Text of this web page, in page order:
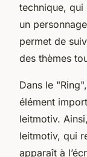
technique, qui
un
permet de
des thèmes
Dans le
élément
leitmotiv.
leitmotiv, qui
apparaît à